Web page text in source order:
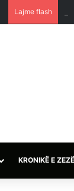
Lajme flash
KRONIKË E ZEZË